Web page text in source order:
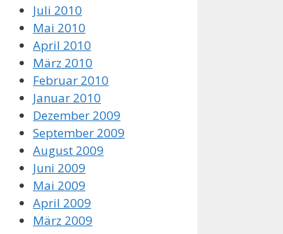
Juli 2010
Mai 2010
April 2010
März 2010
Februar 2010
Januar 2010
Dezember 2009
September 2009
August 2009
Juni 2009
Mai 2009
April 2009
März 2009